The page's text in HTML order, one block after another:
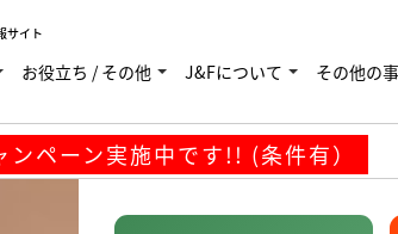
サイト
お役立ち / その他 J&Fについて その他の
ペーン実施中です!! (条件有）